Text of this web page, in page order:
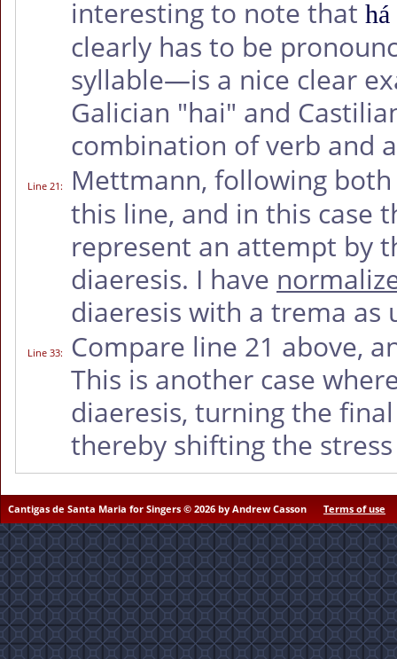
interesting to note that
clearly has to be
syllable—is a nice clear
Galician "hai" and
combination of verb and
Line 21:
Mettmann, following
this line, and in this case
represent an attempt by
diaeresis. I have
diaeresis with a trema as
Line 33:
Compare line 21 above,
This is another case
diaeresis, turning the
thereby shifting the
Cantigas de Santa Maria for Singers © 2026 by Andrew Casson Terms of use